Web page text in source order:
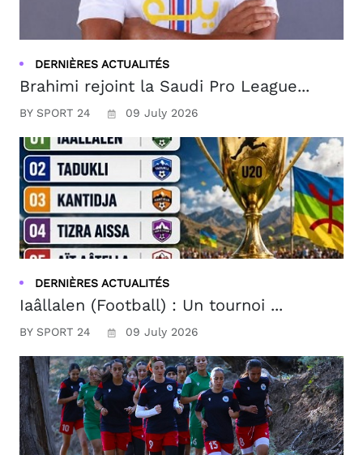
DERNIÈRES ACTUALITÉS
Brahimi rejoint la Saudi Pro League...
BY SPORT 24 09 July 2026
DERNIÈRES ACTUALITÉS
Iaâllalen (Football) : Un tournoi ...
BY SPORT 24 09 July 2026